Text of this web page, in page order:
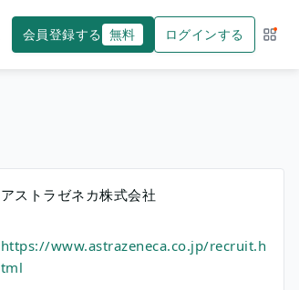
会員登録する 無料 ログインする サー
アストラゼネカ株式会社
https://www.astrazeneca.co.jp/recruit.h
tml